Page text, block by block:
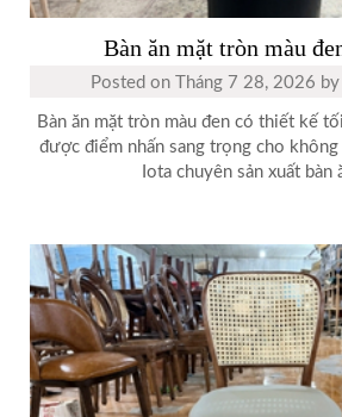
Bàn ăn mặt tròn màu
Posted on Tháng 7 28, 2026 by
Bàn ăn mặt tròn màu đen có thiết kế
được điểm nhấn sang trọng cho
Iota chuyên sản xuất bàn